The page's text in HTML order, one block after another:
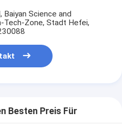
Baiyan Science and
Tech-Zone, Stadt Hefei,
Besten Preis Für